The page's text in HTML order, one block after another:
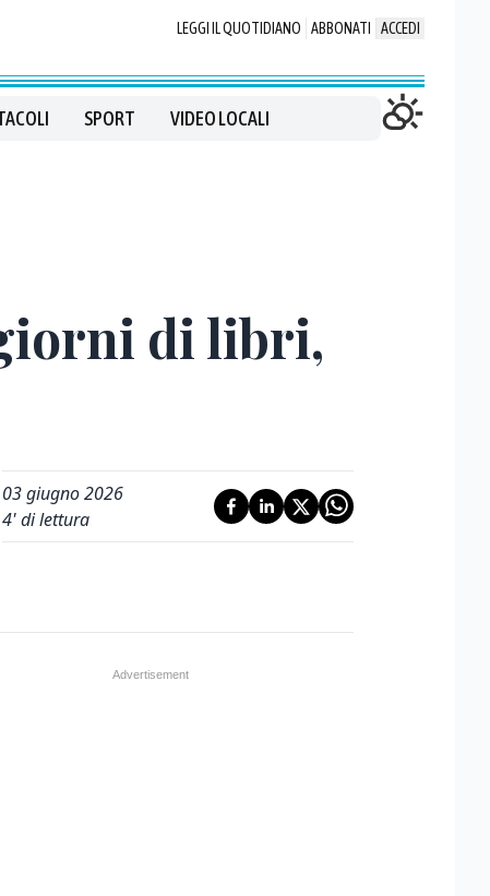
LEGGI IL QUOTIDIANO ABBONATI ACCEDI
SPORT VIDEO LOCALI
di libri,
03 giugno 2026
4' di lettura